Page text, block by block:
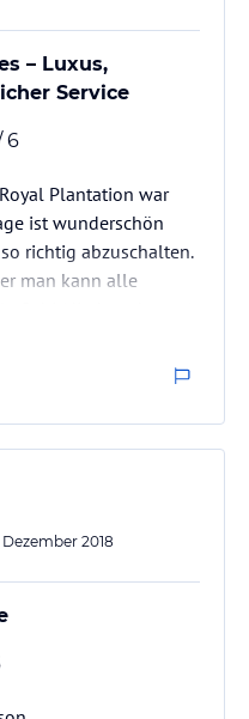
– Luxus,
Service
6
Plantation war
ist wunderschön
richtig abzuschalten.
man kann alle
das Personal. Jeder
dass man sich
lesen
den Augen ab, und
entspannt ab, dass
2018